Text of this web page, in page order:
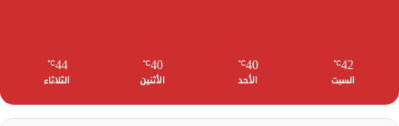
42
℃
السبت
40
℃
الأحد
40
℃
الأثنين
44
℃
الثلاثاء